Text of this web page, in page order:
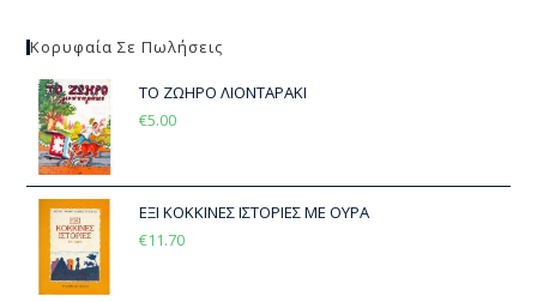
Κορυφαία Σε Πωλήσεις
ΤΟ ΖΩΗΡΟ ΛΙΟΝΤΑΡΑΚΙ
€5.00
ΕΞΙ ΚΟΚΚΙΝΕΣ ΙΣΤΟΡΙΕΣ ΜΕ ΟΥΡΑ
€11.70